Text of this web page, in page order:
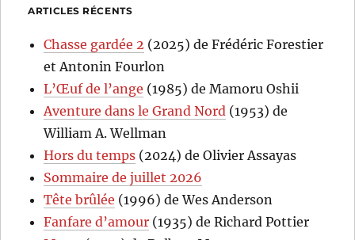
ARTICLES RÉCENTS
Chasse gardée 2 (2025) de Frédéric Forestier
et Antonin Fourlon
L’Œuf de l’ange (1985) de Mamoru Oshii
Aventure dans le Grand Nord (1953) de
William A. Wellman
Hors du temps (2024) de Olivier Assayas
Sommaire de juillet 2026
Tête brûlée (1996) de Wes Anderson
Fanfare d’amour (1935) de Richard Pottier